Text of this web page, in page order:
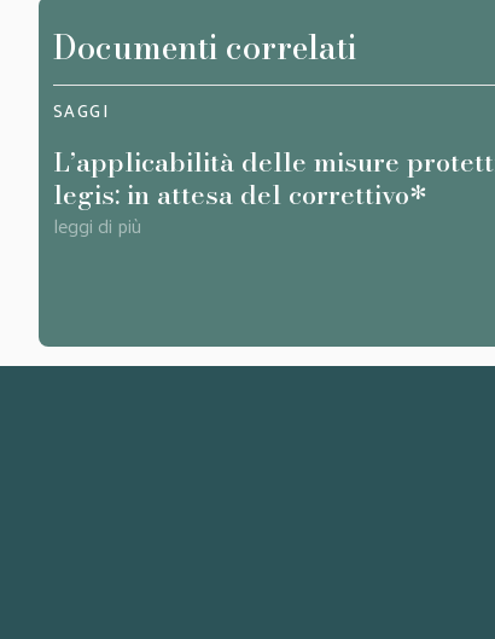
Documenti correlati
SAGGI
L’applicabilità delle misure
legis: in attesa del correttivo*
leggi di più